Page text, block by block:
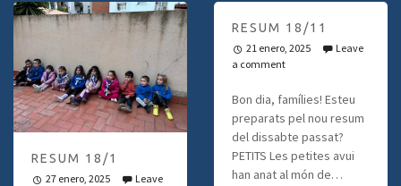
RESUM 18/1
27 enero, 2025
Leave
RESUM 18/11
21 enero, 2025
Leave
a comment
Bon dia, famílies! Esteu
preparats pel nou resum
del dissabte passat?
PETITS Les petites avui
han anat al món de…